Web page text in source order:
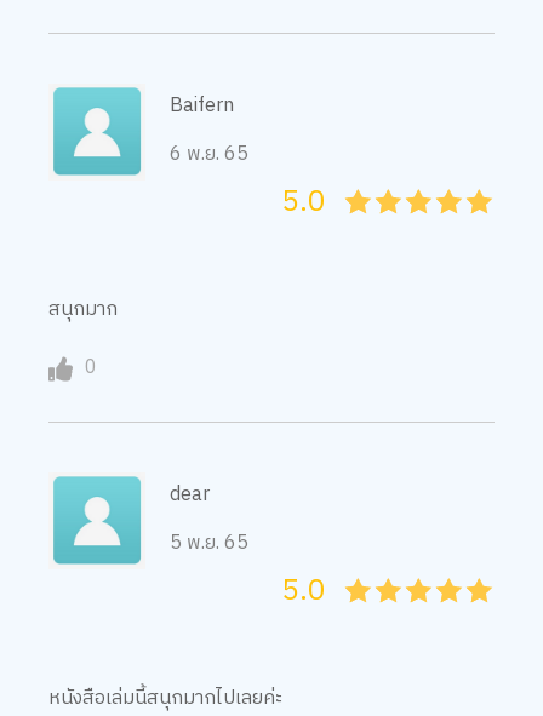
Baifern
6 พ.ย. 65
45
4
35
3
25
2
15
1
05
5.0
สนุกมาก
0
dear
5 พ.ย. 65
45
4
35
3
25
2
15
1
05
5.0
หนังสือเล่มนี้สนุกมากไปเลยค่ะ